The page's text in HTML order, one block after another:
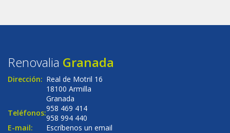
Renovalia Granada
Dirección: Real de Motril 16
18100 Armilla
Granada
Teléfonos:958 469 414
958 994 440
E-mail:
Escríbenos un email